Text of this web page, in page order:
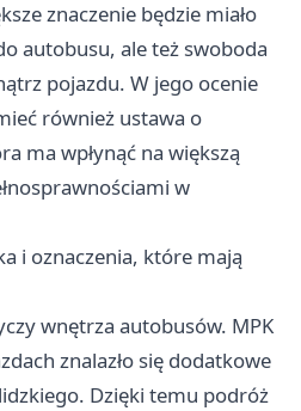
znaczenie będzie miało
autobusu, ale też swoboda
pojazdu. W jego ocenie
również ustawa o
ma wpłynąć na większą
w
i oznaczenia, które mają
wnętrza autobusów. MPK
znalazło się dodatkowe
Dzięki temu podróż